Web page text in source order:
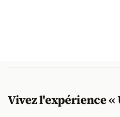
Vivez l'expérience